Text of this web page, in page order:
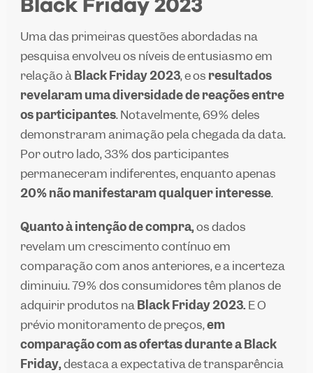
Black Friday 2023
Uma das primeiras questões abordadas na
pesquisa envolveu os níveis de entusiasmo em
relação àBlack Friday 2023, e os resultados
revelaram uma diversidade de reações entre
os participantes. Notavelmente, 69% deles
demonstraram animação pela chegada da data.
Por outro lado, 33% dos participantes
permaneceram indiferentes, enquanto apenas
20% não manifestaram qualquer interesse.
Quanto à intenção de compra,os dados
revelam um crescimento contínuo em
comparação com anos anteriores, e a incerteza
diminuiu. 79% dos consumidores têm planos de
adquirir produtos naBlack Friday 2023. EO
prévio monitoramento de preços,em
comparação com as ofertas durante a Black
Friday,destaca a expectativa de transparência